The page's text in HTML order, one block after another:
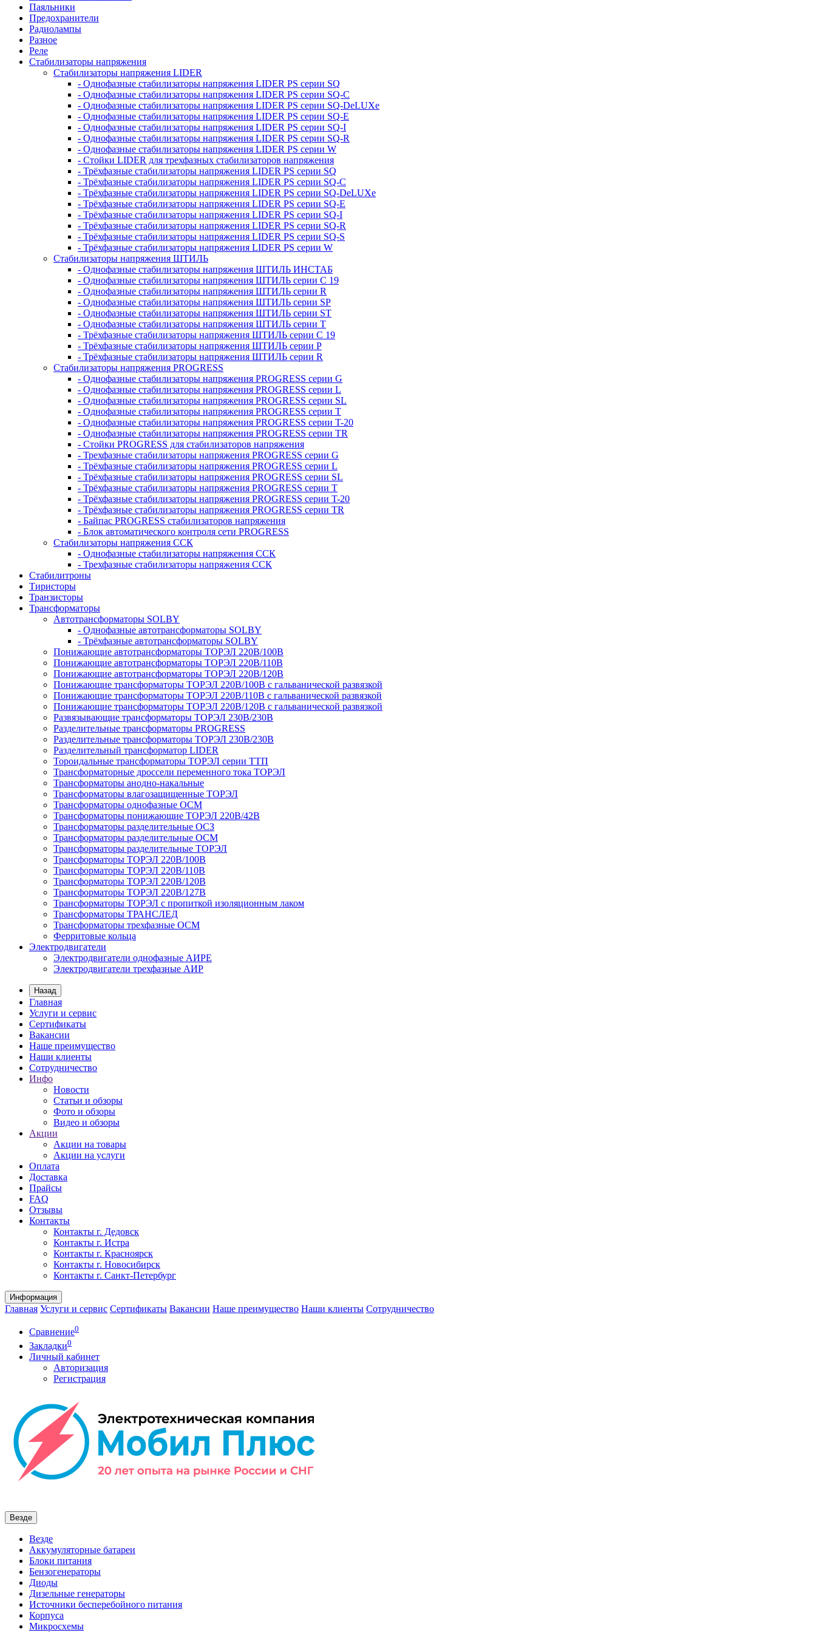
Паяльники
Предохранители
Радиолампы
Разное
Реле
Стабилизаторы напряжения
Стабилизаторы напряжения LIDER
- Однофазные стабилизаторы напряжения LIDER PS серии SQ
- Однофазные стабилизаторы напряжения LIDER PS серии SQ-C
- Однофазные стабилизаторы напряжения LIDER PS серии SQ-DeLUXe
- Однофазные стабилизаторы напряжения LIDER PS серии SQ-E
- Однофазные стабилизаторы напряжения LIDER PS серии SQ-I
- Однофазные стабилизаторы напряжения LIDER PS серии SQ-R
- Однофазные стабилизаторы напряжения LIDER PS серии W
- Стойки LIDER для трехфазных стабилизаторов напряжения
- Трёхфазные стабилизаторы напряжения LIDER PS серии SQ
- Трёхфазные стабилизаторы напряжения LIDER PS серии SQ-C
- Трёхфазные стабилизаторы напряжения LIDER PS серии SQ-DeLUXe
- Трёхфазные стабилизаторы напряжения LIDER PS серии SQ-E
- Трёхфазные стабилизаторы напряжения LIDER PS серии SQ-I
- Трёхфазные стабилизаторы напряжения LIDER PS серии SQ-R
- Трёхфазные стабилизаторы напряжения LIDER PS серии SQ-S
- Трёхфазные стабилизаторы напряжения LIDER PS серии W
Стабилизаторы напряжения ШТИЛЬ
- Однофазные стабилизаторы напряжения ШТИЛЬ ИНСТАБ
- Однофазные стабилизаторы напряжения ШТИЛЬ серии C 19
- Однофазные стабилизаторы напряжения ШТИЛЬ серии R
- Однофазные стабилизаторы напряжения ШТИЛЬ серии SP
- Однофазные стабилизаторы напряжения ШТИЛЬ серии ST
- Однофазные стабилизаторы напряжения ШТИЛЬ серии T
- Трёхфазные стабилизаторы напряжения ШТИЛЬ серии C 19
- Трёхфазные стабилизаторы напряжения ШТИЛЬ серии P
- Трёхфазные стабилизаторы напряжения ШТИЛЬ серии R
Стабилизаторы напряжения PROGRESS
- Однофазные стабилизаторы напряжения PROGRESS серии G
- Однофазные стабилизаторы напряжения PROGRESS серии L
- Однофазные стабилизаторы напряжения PROGRESS серии SL
- Однофазные стабилизаторы напряжения PROGRESS серии T
- Однофазные стабилизаторы напряжения PROGRESS серии T-20
- Однофазные стабилизаторы напряжения PROGRESS серии TR
- Стойки PROGRESS для стабилизаторов напряжения
- Трехфазные стабилизаторы напряжения PROGRESS серии G
- Трёхфазные стабилизаторы напряжения PROGRESS серии L
- Трёхфазные стабилизаторы напряжения PROGRESS серии SL
- Трёхфазные стабилизаторы напряжения PROGRESS серии T
- Трёхфазные стабилизаторы напряжения PROGRESS серии T-20
- Трёхфазные стабилизаторы напряжения PROGRESS серии TR
- Байпас PROGRESS стабилизаторов напряжения
- Блок автоматического контроля сети PROGRESS
Стабилизаторы напряжения ССК
- Однофазные стабилизаторы напряжения ССК
- Трехфазные стабилизаторы напряжения ССК
Стабилитроны
Тиристоры
Транзисторы
Трансформаторы
Автотрансформаторы SOLBY
- Однофазные автотрансформаторы SOLBY
- Трёхфазные автотрансформаторы SOLBY
Понижающие автотрансформаторы ТОРЭЛ 220В/100В
Понижающие автотрансформаторы ТОРЭЛ 220В/110В
Понижающие автотрансформаторы ТОРЭЛ 220В/120В
Понижающие трансформаторы ТОРЭЛ 220В/100В с гальванической развязкой
Понижающие трансформаторы ТОРЭЛ 220В/110В с гальванической развязкой
Понижающие трансформаторы ТОРЭЛ 220В/120В с гальванической развязкой
Развязывающие трансформаторы ТОРЭЛ 230В/230В
Разделительные трансформаторы PROGRESS
Разделительные трансформаторы ТОРЭЛ 230В/230В
Разделительный трансформатор LIDER
Тороидальные трансформаторы ТОРЭЛ серии ТТП
Трансформаторные дроссели переменного тока ТОРЭЛ
Трансформаторы анодно-накальные
Трансформаторы влагозащищенные ТОРЭЛ
Трансформаторы однофазные ОСМ
Трансформаторы понижающие ТОРЭЛ 220В/42В
Трансформаторы разделительные ОСЗ
Трансформаторы разделительные ОСМ
Трансформаторы разделительные ТОРЭЛ
Трансформаторы ТОРЭЛ 220В/100В
Трансформаторы ТОРЭЛ 220В/110В
Трансформаторы ТОРЭЛ 220В/120В
Трансформаторы ТОРЭЛ 220В/127В
Трансформаторы ТОРЭЛ с пропиткой изоляционным лаком
Трансформаторы ТРАНСЛЕД
Трансформаторы трехфазные ОСМ
Ферритовые кольца
Электродвигатели
Электродвигатели однофазные АИРЕ
Электродвигатели трехфазные АИР
Назад
Главная
Услуги и сервис
Сертификаты
Вакансии
Наше преимущество
Наши клиенты
Сотрудничество
Инфо
Новости
Статьи и обзоры
Фото и обзоры
Видео и обзоры
Акции
Акции на товары
Акции на услуги
Оплата
Доставка
Прайсы
FAQ
Отзывы
Контакты
Контакты г. Дедовск
Контакты г. Истра
Контакты г. Красноярск
Контакты г. Новосибирск
Контакты г. Санкт-Петербург
Информация
Главная Услуги и сервис Сертификаты Вакансии Наше преимущество Наши клиенты Сотрудничество
Сравнение0
Закладки0
Личный кабинет
Авторизация
Регистрация
Везде
Везде
Аккумуляторные батареи
Блоки питания
Бензогенераторы
Диоды
Дизельные генераторы
Источники бесперебойного питания
Корпуса
Микросхемы